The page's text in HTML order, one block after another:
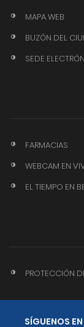
MAPA WEB
BUZÓN DEL
SEDE
FARMACIAS
WEBCAM EN
EL TIEMPO EN
PROTECCIÓN
SÍGUENOS